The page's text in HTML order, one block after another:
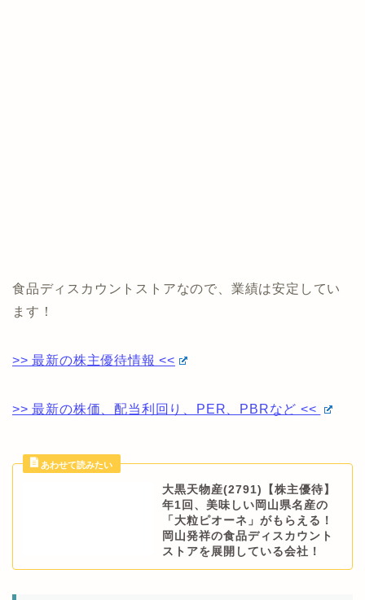
食品ディスカウントストアなので、業績は安定してい
ます！
>> 最新の株主優待情報 <<
>> 最新の株価、配当利回り、PER、PBRなど <<
大黒天物産(2791)【株主優待】
年1回、美味しい岡山県名産の
「大粒ピオーネ」がもらえる！
岡山発祥の食品ディスカウント
ストアを展開している会社！